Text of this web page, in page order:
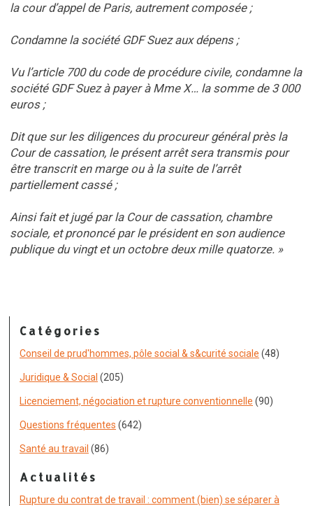
la cour d’appel de Paris, autrement composée ;
Condamne la société GDF Suez aux dépens ;
Vu l’article 700 du code de procédure civile, condamne la
société GDF Suez à payer à Mme X… la somme de 3 000
euros ;
Dit que sur les diligences du procureur général près la
Cour de cassation, le présent arrêt sera transmis pour
être transcrit en marge ou à la suite de l’arrêt
partiellement cassé ;
Ainsi fait et jugé par la Cour de cassation, chambre
sociale, et prononcé par le président en son audience
publique du vingt et un octobre deux mille quatorze. »
Catégories
Conseil de prud'hommes, pôle social & s&curité sociale (48)
Juridique & Social (205)
Licenciement, négociation et rupture conventionnelle (90)
Questions fréquentes (642)
Santé au travail (86)
Actualités
Rupture du contrat de travail : comment (bien) se séparer à